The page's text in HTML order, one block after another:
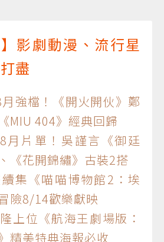
】影劇動漫、流行星
盡
強檔！《開火開伙》鄭
MIU 404》經典回歸
片單！吳謹言《御廷
《花開錦繡》古裝2搭
集《喵喵博物館2：埃
險8/14歡樂獻映
上位《航海王劇場版：
精美特典海報必收